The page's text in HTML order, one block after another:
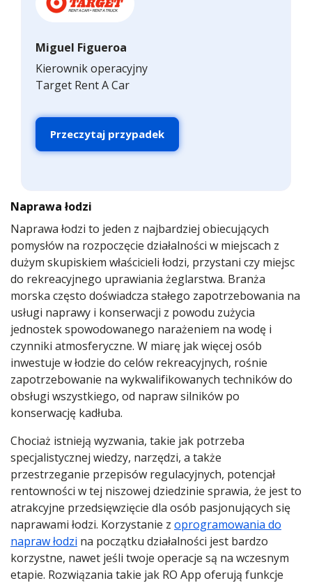
Miguel Figueroa
Kierownik operacyjny
Target Rent A Car
Przeczytaj przypadek
Naprawa łodzi
Naprawa łodzi to jeden z najbardziej obiecujących
pomysłów na rozpoczęcie działalności w miejscach z
dużym skupiskiem właścicieli łodzi, przystani czy miejsc
do rekreacyjnego uprawiania żeglarstwa. Branża
morska często doświadcza stałego zapotrzebowania na
usługi naprawy i konserwacji z powodu zużycia
jednostek spowodowanego narażeniem na wodę i
czynniki atmosferyczne. W miarę jak więcej osób
inwestuje w łodzie do celów rekreacyjnych, rośnie
zapotrzebowanie na wykwalifikowanych techników do
obsługi wszystkiego, od napraw silników po
konserwację kadłuba.
Chociaż istnieją wyzwania, takie jak potrzeba
specjalistycznej wiedzy, narzędzi, a także
przestrzeganie przepisów regulacyjnych, potencjał
rentowności w tej niszowej dziedzinie sprawia, że jest to
atrakcyjne przedsięwzięcie dla osób pasjonujących się
naprawami łodzi. Korzystanie z oprogramowania do
napraw łodzi na początku działalności jest bardzo
korzystne, nawet jeśli twoje operacje są na wczesnym
etapie. Rozwiązania takie jak RO App oferują funkcje